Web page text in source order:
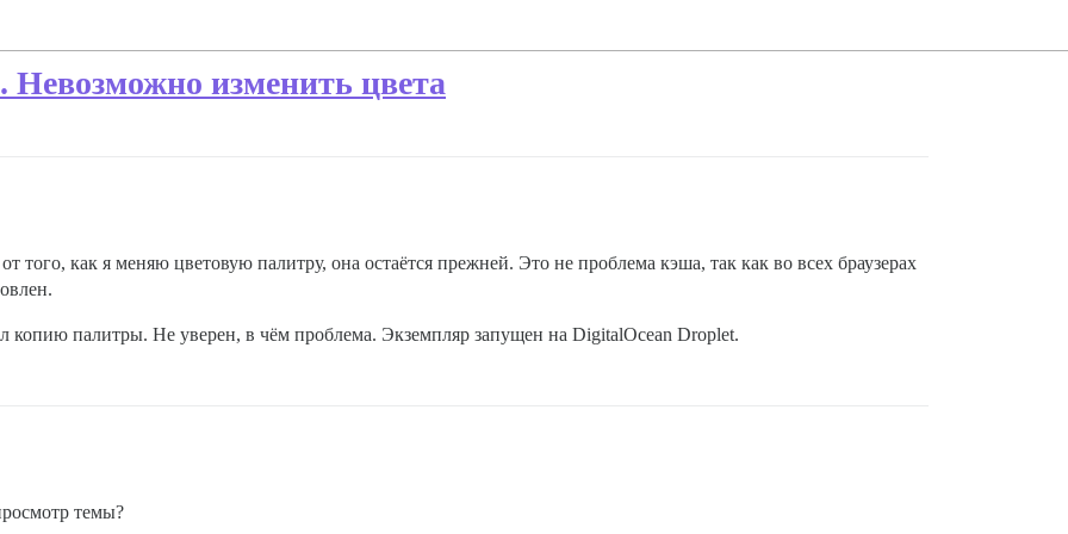
изменить цвета
того, как я меняю цветовую палитру, она остаётся прежней. Это не проблема кэша, так как во всех браузерах
копию палитры. Не уверен, в чём проблема. Экземпляр запущен на DigitalOcean Droplet.
темы?